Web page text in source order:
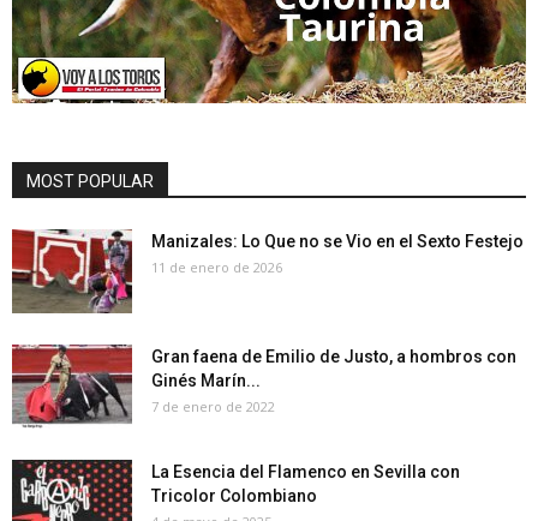
MOST POPULAR
Manizales: Lo Que no se Vio en el Sexto Festejo
11 de enero de 2026
Gran faena de Emilio de Justo, a hombros con
Ginés Marín...
7 de enero de 2022
La Esencia del Flamenco en Sevilla con
Tricolor Colombiano